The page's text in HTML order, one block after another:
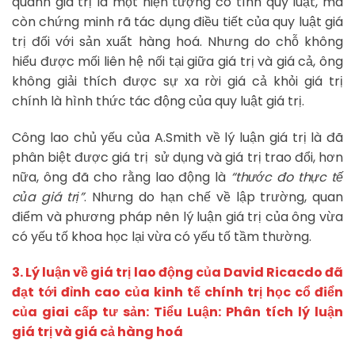
còn chứng minh rã tác dụng điều tiết của quy luật giá
trị đối với sản xuất hàng hoá. Nhưng do chỗ không
hiểu được mối liên hệ nối tại giữa giá trị và giá cả, ông
không giải thích được sự xa rời giá cả khỏi giá trị
chính là hình thức tác động của quy luật giá trị.
Công lao chủ yếu của A.Smith về lý luận giá trị là đã
phân biệt được giá trị sử dụng và giá trị trao đổi, hơn
nữa, ông đã cho rằng lao động là “thước đo thực tế
của giá trị”. Nhưng do hạn chế về lập trường, quan
điểm và phương pháp nên lý luận giá trị của ông vừa
có yếu tố khoa học lại vừa có yếu tố tầm thường.
3. Lý luận về giá trị lao động của David Ricacdo đã
đạt tới đỉnh cao của kinh tế chính trị học cổ điển
của giai cấp tư sản: Tiểu Luận: Phân tích lý luận
giá trị và giá cả hàng hoá